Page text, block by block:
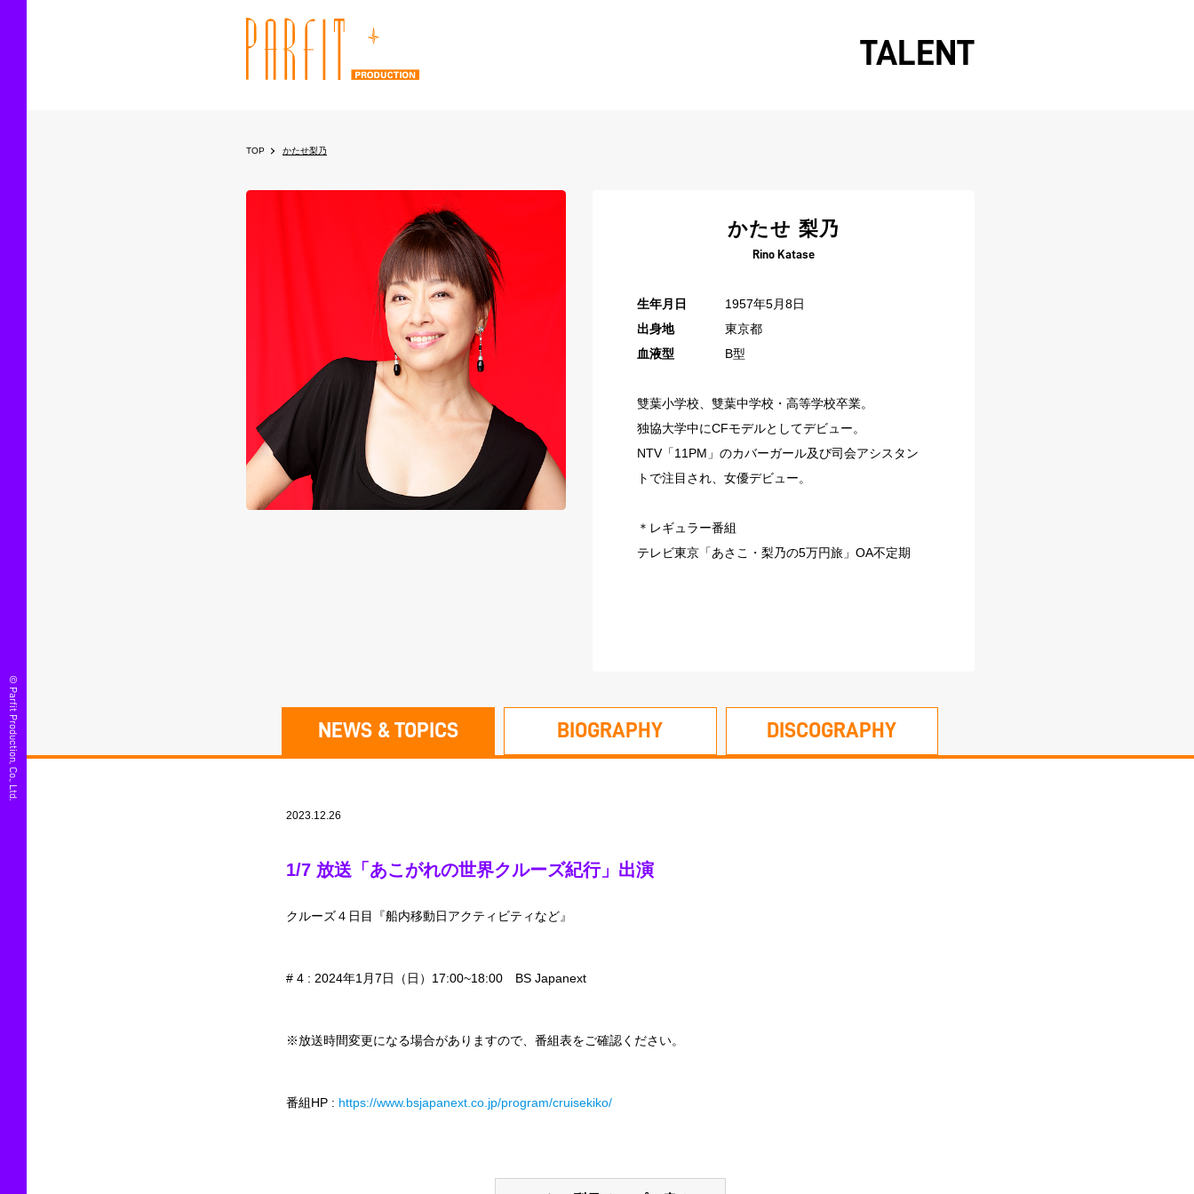
© Parfit Production, Co., Ltd.
TALENT
TOP かたせ梨乃
かたせ 梨乃
Rino Katase
生年月日
1957年5月8日
出身地
東京都
血液型
B型
雙葉小学校、雙葉中学校・高等学校卒業。
独協大学中にCFモデルとしてデビュー。
NTV「11PM」のカバーガール及び司会アシスタン
トで注目され、女優デビュー。
＊レギュラー番組
テレビ東京「あさこ・梨乃の5万円旅」OA不定期
NEWS & TOPICS BIOGRAPHY DISCOGRAPHY
2023.12.26
1/7 放送「あこがれの世界クルーズ紀行」出演
クルーズ４日目『船内移動日アクティビティなど』
# 4 : 2024年1月7日（日）17:00~18:00 BS Japanext
※放送時間変更になる場合がありますので、番組表をご確認ください。
番組HP : https://www.bsjapanext.co.jp/program/cruisekiko/